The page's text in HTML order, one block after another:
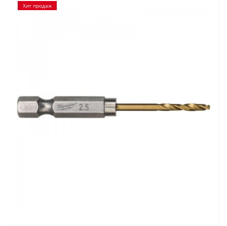
Хит продаж